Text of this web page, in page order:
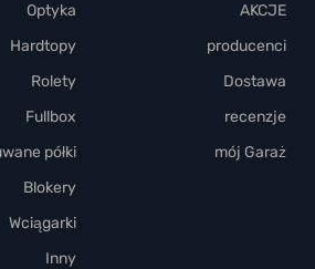
Optyka
Hardtopy
Rolety
Fullbox
półki
Blokery
Wciągarki
Inny
AKCJE
producenci
Dostawa
recenzje
mój Garaż